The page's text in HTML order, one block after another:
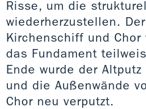
Risse, um die
wiederherzustellen.
Kirchenschiff und Chor
das Fundament
Ende wurde der
und die Außenwände
Chor neu verputzt.